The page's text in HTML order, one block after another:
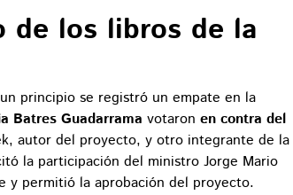
de los libros de la
principio se registró un empate en la
Batres Guadarrama votaron en contra del
autor del proyecto, y otro integrante de la
la participación del ministro Jorge Mario
y permitió la aprobación del proyecto.